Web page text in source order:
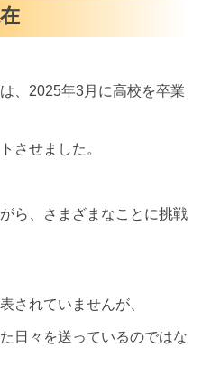
、2025年3月に高校を卒業
させました。
ら、さまざまなことに挑戦
されていませんが、
日々を送っているのではな